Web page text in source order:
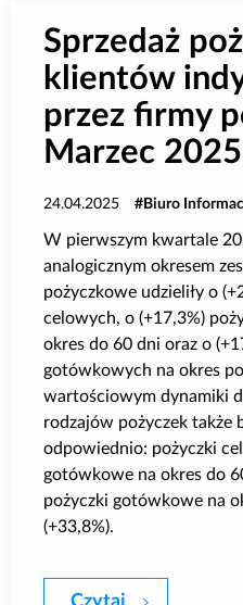
Sprzedaż
klientów
przez firmy
Marzec
24.04.2025 Biuro
W pierwszym kwartale
analogicznym okresem
pożyczkowe udzieliły o
celowych, o (+17,3%)
okres do 60 dni oraz o
gotówkowych na okres
wartościowym dynamiki
rodzajów pożyczek także
odpowiednio: pożyczki
gotówkowe na okres do
pożyczki gotówkowe na
(+33,8%).